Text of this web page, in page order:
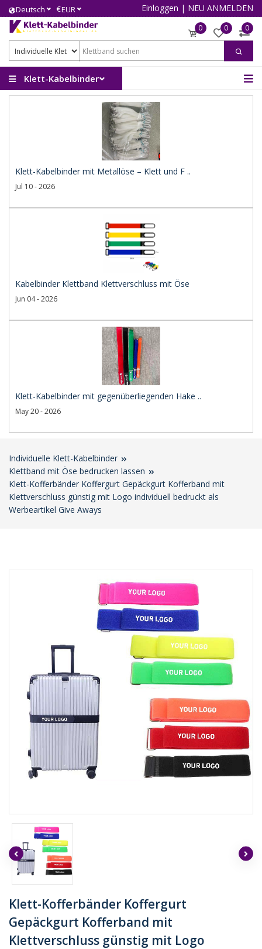
Deutsch €EUR Einloggen | NEU ANMELDEN
0 0 0
Klett-Kabelbinder
Klett-Kabelbinder mit Metallöse – Klett und F ..
Jul 10 - 2026
Kabelbinder Klettband Klettverschluss mit Öse
Jun 04 - 2026
Klett-Kabelbinder mit gegenüberliegenden Hake ..
May 20 - 2026
Individuelle Klett-Kabelbinder
Klettband mit Öse bedrucken lassen
Klett-Kofferbänder Koffergurt Gepäckgurt Kofferband mit
Klettverschluss günstig mit Logo individuell bedruckt als
Werbeartikel Give Aways
Klett-Kofferbänder Koffergurt
Gepäckgurt Kofferband mit
Klettverschluss günstig mit Logo